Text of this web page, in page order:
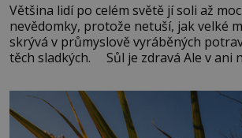
Většina lidí po celém světě jí soli až
nevědomky, protože netuší, jak velké
skrývá v průmyslově vyráběných
těch sladkých. Sůl je zdravá Ale v ani
základní složky– sodík a chlór – jsou
správné hospodaření